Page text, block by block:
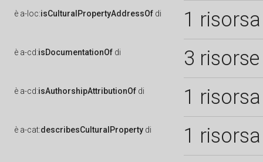
è a-loc:isCulturalPropertyAddressOf di 1 risorsa
è a-cd:isDocumentationOf di 3 risorse
è a-cd:isAuthorshipAttributionOf di 1 risorsa
è a-cat:describesCulturalProperty di 1 risorsa